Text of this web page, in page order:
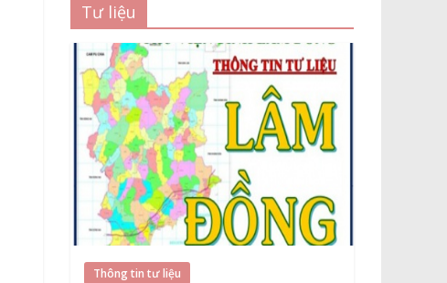
Tư liệu
Thông tin tư liệu